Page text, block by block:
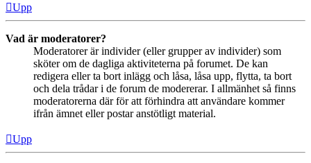
Upp
Vad är moderatorer?
Moderatorer är individer (eller grupper av individer) som
sköter om de dagliga aktiviteterna på forumet. De kan
redigera eller ta bort inlägg och låsa, låsa upp, flytta, ta bort
och dela trådar i de forum de modererar. I allmänhet så finns
moderatorerna där för att förhindra att användare kommer
ifrån ämnet eller postar anstötligt material.
Upp